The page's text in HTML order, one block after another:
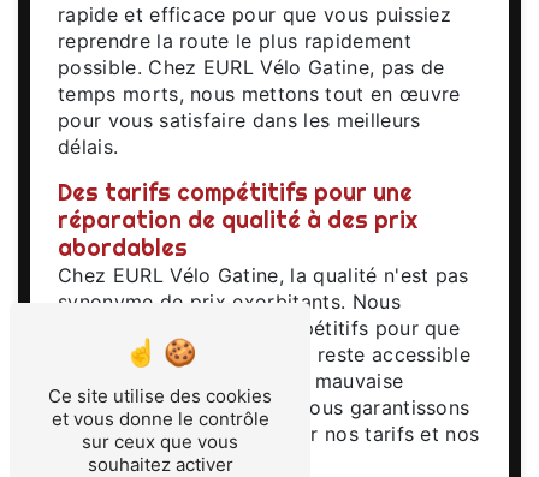
rapide et efficace pour que vous puissiez
reprendre la route le plus rapidement
possible. Chez EURL Vélo Gatine, pas de
temps morts, nous mettons tout en œuvre
pour vous satisfaire dans les meilleurs
délais.
Des tarifs compétitifs pour une
réparation de qualité à des prix
abordables
Chez EURL Vélo Gatine, la qualité n'est pas
synonyme de prix exorbitants. Nous
proposons des tarifs compétitifs pour que
la réparation de votre vélo reste accessible
à tous les budgets. Pas de mauvaise
surprise chez nous, nous vous garantissons
une transparence totale sur nos tarifs et nos
prestations.
Ce site utilise des cookies
et vous donne le contrôle
sur ceux que vous
souhaitez activer